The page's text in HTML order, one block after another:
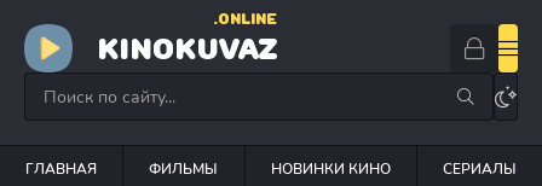
KINOKUVAZ
.ONLINE
ГЛАВНАЯ ФИЛЬМЫ НОВИНКИ КИНО СЕРИАЛЫ